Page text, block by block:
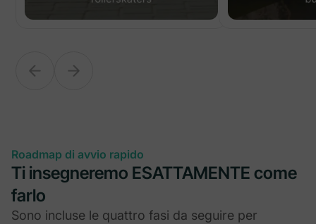
Roadmap di avvio rapido
Ti insegneremo ESATTAMENTE come
farlo
Sono incluse le quattro fasi da seguire per